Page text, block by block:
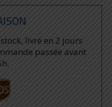
livré en 2 jours
passée avant